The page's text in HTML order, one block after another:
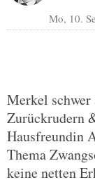
Mo, 10.
Merkel schwer
Zurückrudern
Hausfreundin
Thema
keine netten